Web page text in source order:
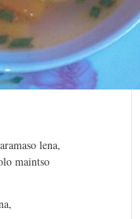
lena,
maintso